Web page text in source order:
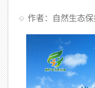
作者：自然生态保